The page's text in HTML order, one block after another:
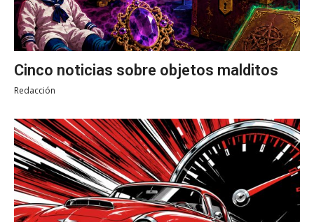
Cinco noticias sobre objetos malditos
Redacción